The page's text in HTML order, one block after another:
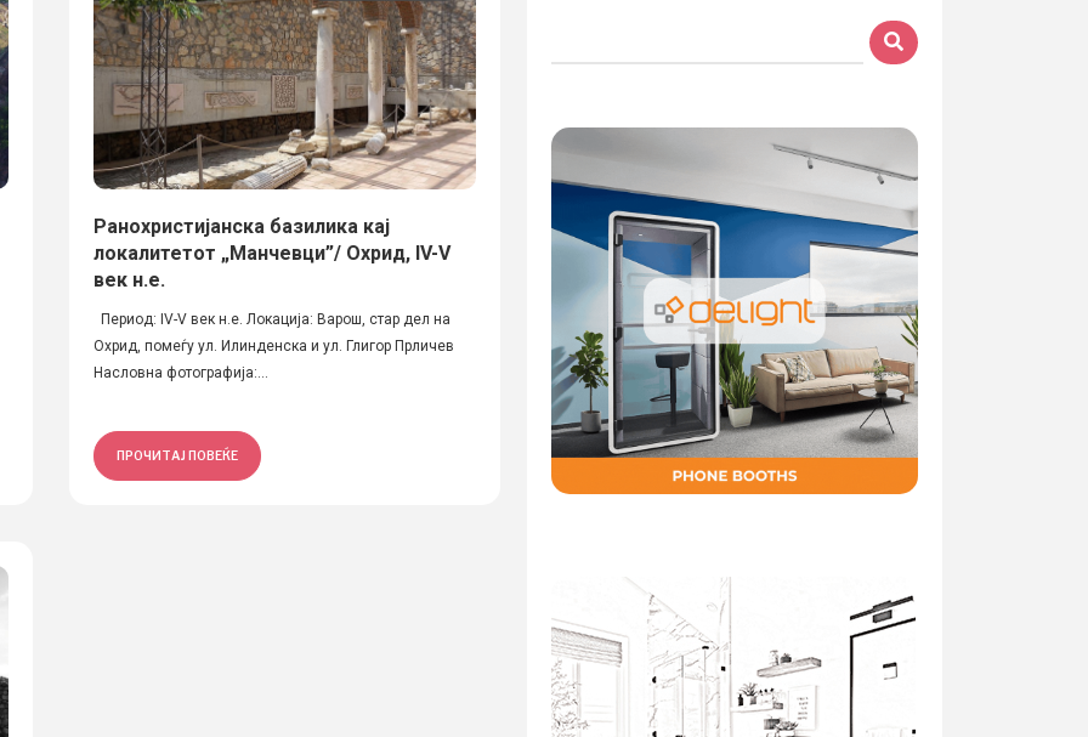
Ранохристијанска базилика кај
локалитетот „Манчевци”/ Охрид, IV-V
век н.е.
Период: IV-V век н.е. Локација: Варош, стар дел на
Охрид, помеѓу ул. Илинденска и ул. Глигор Прличев
Насловна фотографија:...
ПРОЧИТАЈ ПОВЕЌЕ